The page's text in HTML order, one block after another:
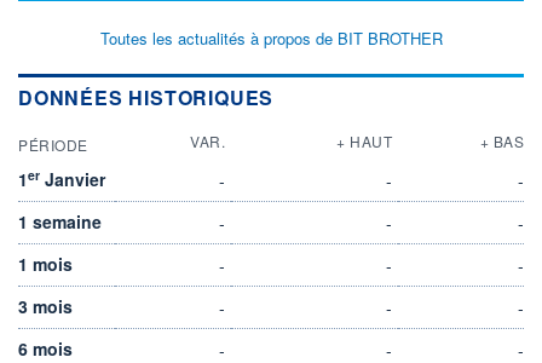
Toutes les actualités à propos de BIT BROTHER
DONNÉES HISTORIQUES
PÉRIODE VAR. + HAUT + BAS
1er Janvier - -
-
1 semaine
- -
-
1 mois
- -
-
3 mois
- -
-
6 mois
- -
-